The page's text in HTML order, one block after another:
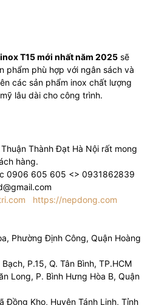
T15 mới nhất năm 2025 sẽ
phẩm phù hợp với ngân sách và
các sản phẩm inox chất lượng
lâu dài cho công trình.
Thành Đạt Hà Nội rất mong
hàng.
0906 605 605 <> 0931862839
https://nepdong.com
Phường Định Công, Quận Hoàng
P.15, Q. Tân Bình, TP.HCM
Long, P. Bình Hưng Hòa B, Quận
Đồng Kho, Huyện Tánh Linh, Tỉnh